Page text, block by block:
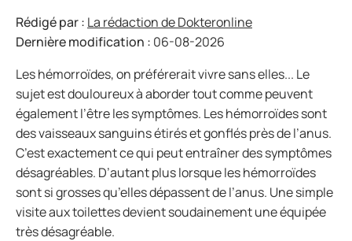
Rédigé par : La rédaction de Dokteronline
Dernière modification : 06-08-2026
Les hémorroïdes, on préférerait vivre sans elles... Le
sujet est douloureux à aborder tout comme peuvent
également l’être les symptômes. Les hémorroïdes sont
des vaisseaux sanguins étirés et gonflés près de l’anus.
C’est exactement ce qui peut entraîner des symptômes
désagréables. D’autant plus lorsque les hémorroïdes
sont si grosses qu’elles dépassent de l’anus. Une simple
visite aux toilettes devient soudainement une équipée
très désagréable.